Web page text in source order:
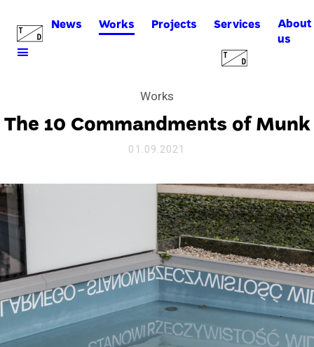
News Works Projects Services
About
us
Works
The 10 Commandments of Munk
01.09.2021